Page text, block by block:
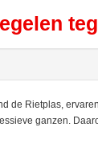
de Rietplas,
ganzen.